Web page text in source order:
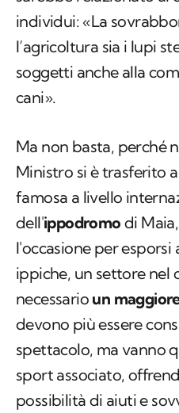
individui: «La
l’agricoltura sia i lupi
soggetti anche alla
cani».
Ma non basta, perché
Ministro si è trasferito
famosa a livello
dell'ippodromo di
l'occasione per
ippiche, un settore nel
necessario un
devono più essere
spettacolo, ma vanno
sport associato,
possibilità di aiuti e